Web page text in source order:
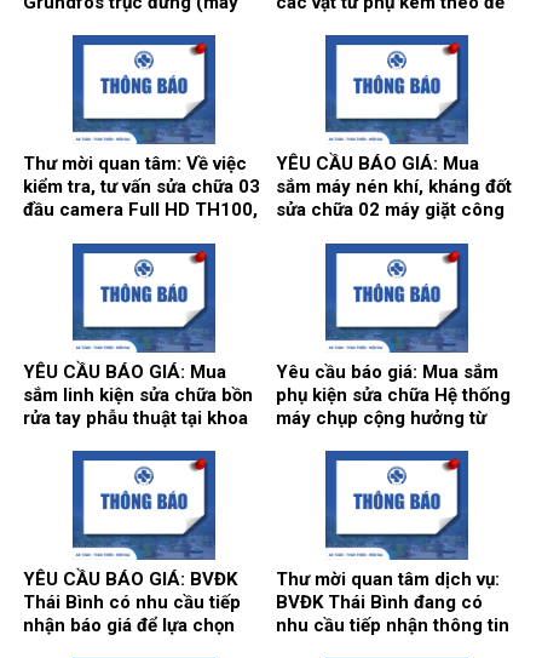
trục ngang (máy bơm số 3)
tại trạm bơm nước tổng của
Bệnh viện.
làm vách, cửa, điều hòa
thông gió phục vụ hoạt động
theo yêu cầu tại Bệnh viện.
Thư mời quan tâm: Về việc
kiểm tra, tư vấn sửa chữa 03
đầu camera Full HD TH100,
sản xuất: Karl Storz của
khoa Gây mê hồi sức.
YÊU CẦU BÁO GIÁ: Mua
sắm máy nén khí, kháng đốt
sửa chữa 02 máy giặt công
Hãng sx: Shanghai
Qingsheng Washing
Equipment CO., Ltd. tại khoa
Kiểm soát nhiễm khuẩn.
YÊU CẦU BÁO GIÁ: Mua
sắm linh kiện sửa chữa bồn
rửa tay phẫu thuật tại khoa
sức tích cực – Chống độc.
Yêu cầu báo giá: Mua sắm
phụ kiện sửa chữa Hệ thống
máy chụp cộng hưởng từ
Siemens tại Trung tâm
Chẩn đoán hình ảnh và Điện
quang can thiệp.
YÊU CẦU BÁO GIÁ: BVĐK
Thái Bình có nhu cầu tiếp
nhận báo giá để lựa chọn
Thư mời quan tâm dịch vụ:
BVĐK Thái Bình đang có
nhu cầu tiếp nhận thông tin